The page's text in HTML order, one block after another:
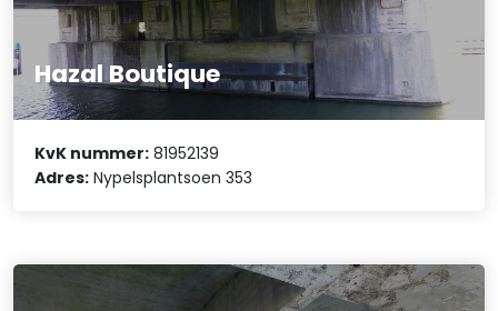
Hazal Boutique
KvK nummer: 81952139
Adres: Nypelsplantsoen 353